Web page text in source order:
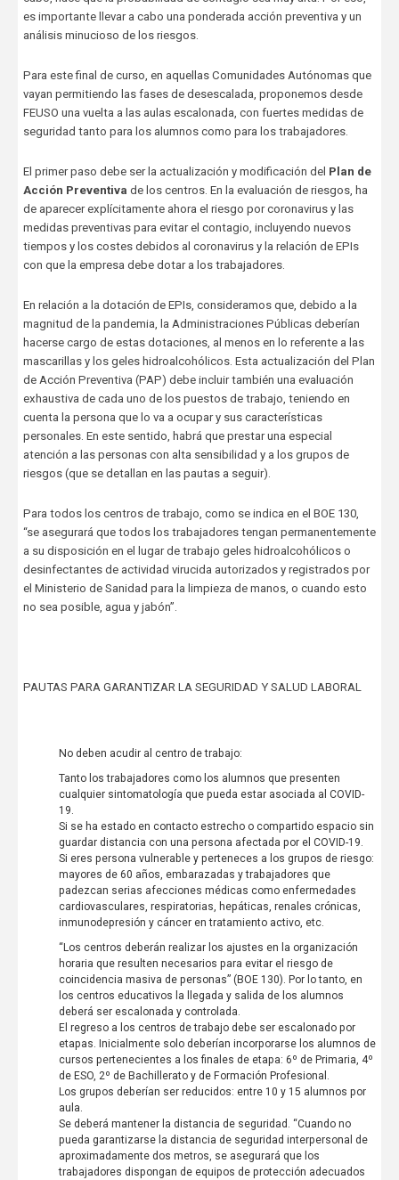
es importante llevar a cabo una ponderada acción preventiva y un
análisis minucioso de los riesgos.
Para este final de curso, en aquellas Comunidades Autónomas que
vayan permitiendo las fases de desescalada, proponemos desde
FEUSO una vuelta a las aulas escalonada, con fuertes medidas de
seguridad tanto para los alumnos como para los trabajadores.
El primer paso debe ser la actualización y modificación del Plan de
Acción Preventiva de los centros. En la evaluación de riesgos, ha
de aparecer explícitamente ahora el riesgo por coronavirus y las
medidas preventivas para evitar el contagio, incluyendo nuevos
tiempos y los costes debidos al coronavirus y la relación de EPIs
con que la empresa debe dotar a los trabajadores.
En relación a la dotación de EPIs, consideramos que, debido a la
magnitud de la pandemia, la Administraciones Públicas deberían
hacerse cargo de estas dotaciones, al menos en lo referente a las
mascarillas y los geles hidroalcohólicos. Esta actualización del Plan
de Acción Preventiva (PAP) debe incluir también una evaluación
exhaustiva de cada uno de los puestos de trabajo, teniendo en
cuenta la persona que lo va a ocupar y sus características
personales. En este sentido, habrá que prestar una especial
atención a las personas con alta sensibilidad y a los grupos de
riesgos (que se detallan en las pautas a seguir).
Para todos los centros de trabajo, como se indica en el BOE 130,
“se asegurará que todos los trabajadores tengan permanentemente
a su disposición en el lugar de trabajo geles hidroalcohólicos o
desinfectantes de actividad virucida autorizados y registrados por
el Ministerio de Sanidad para la limpieza de manos, o cuando esto
no sea posible, agua y jabón”.
PAUTAS PARA GARANTIZAR LA SEGURIDAD Y SALUD LABORAL
No deben acudir al centro de trabajo:
Tanto los trabajadores como los alumnos que presenten
cualquier sintomatología que pueda estar asociada al COVID-
19.
Si se ha estado en contacto estrecho o compartido espacio sin
guardar distancia con una persona afectada por el COVID-19.
Si eres persona vulnerable y perteneces a los grupos de riesgo:
mayores de 60 años, embarazadas y trabajadores que
padezcan serias afecciones médicas como enfermedades
cardiovasculares, respiratorias, hepáticas, renales crónicas,
inmunodepresión y cáncer en tratamiento activo, etc.
“Los centros deberán realizar los ajustes en la organización
horaria que resulten necesarios para evitar el riesgo de
coincidencia masiva de personas” (BOE 130). Por lo tanto, en
los centros educativos la llegada y salida de los alumnos
deberá ser escalonada y controlada.
El regreso a los centros de trabajo debe ser escalonado por
etapas. Inicialmente solo deberían incorporarse los alumnos de
cursos pertenecientes a los finales de etapa: 6º de Primaria, 4º
de ESO, 2º de Bachillerato y de Formación Profesional.
Los grupos deberían ser reducidos: entre 10 y 15 alumnos por
aula.
Se deberá mantener la distancia de seguridad. “Cuando no
pueda garantizarse la distancia de seguridad interpersonal de
aproximadamente dos metros, se asegurará que los
trabajadores dispongan de equipos de protección adecuados